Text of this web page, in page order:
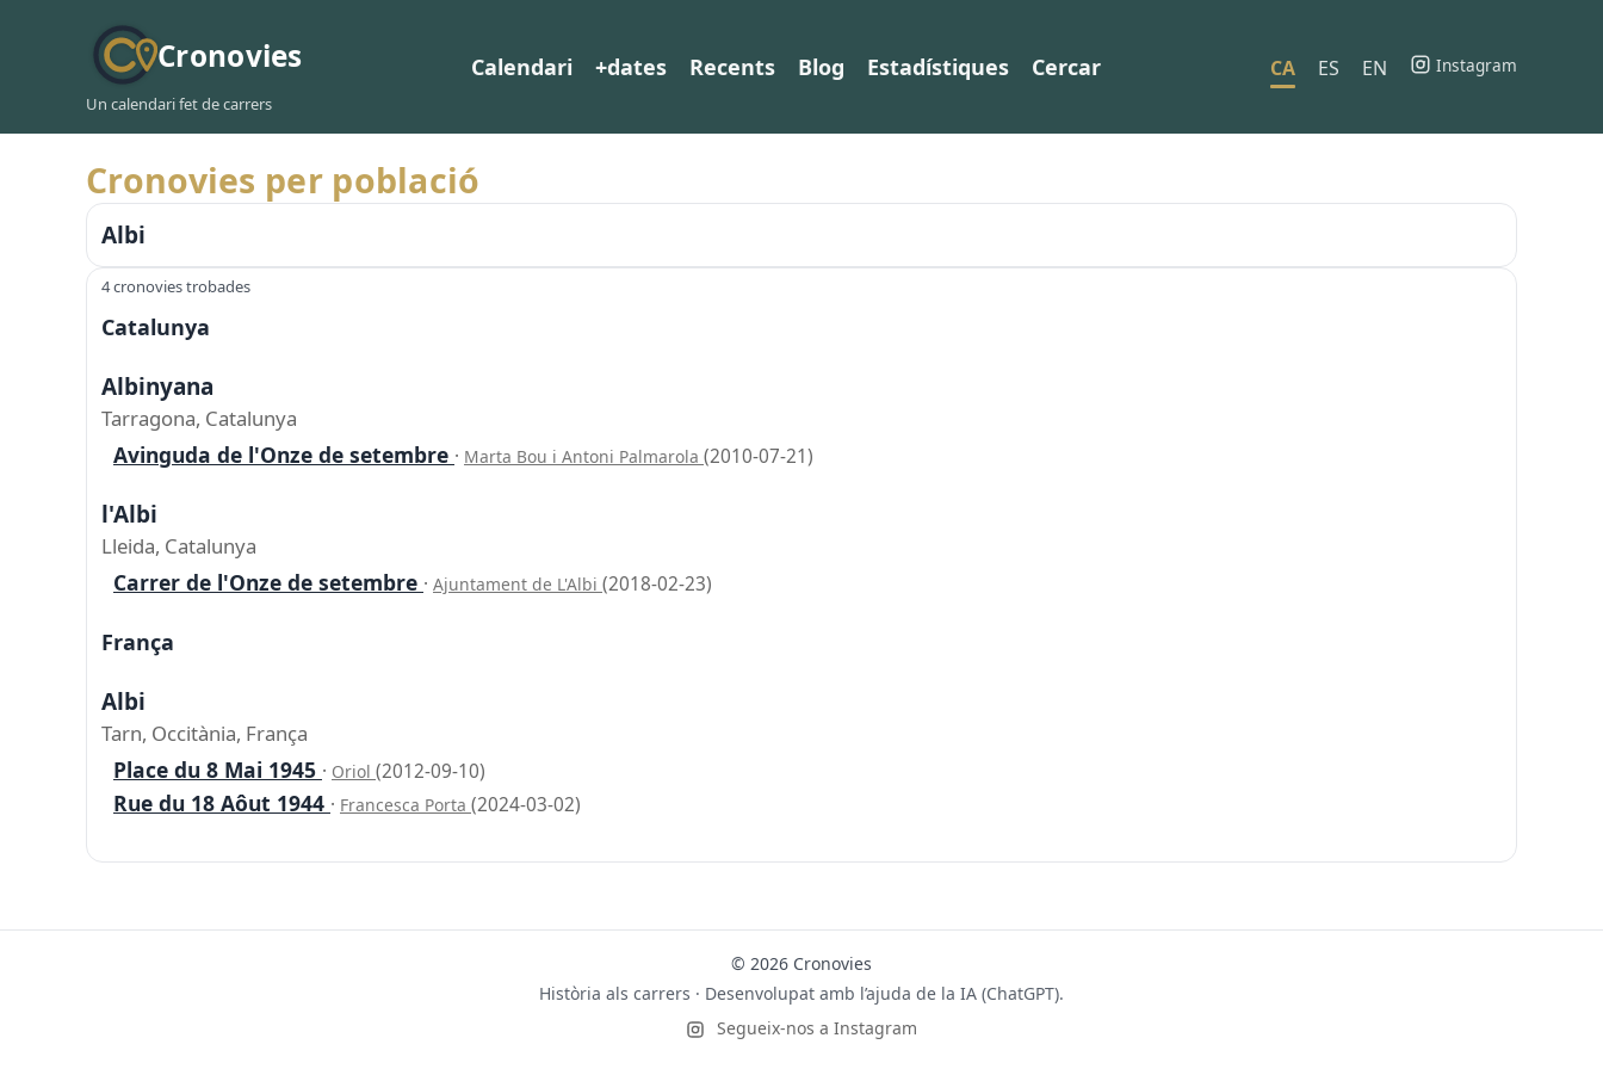
Cronovies
Un calendari fet de carrers
Calendari +dates Recents Blog Estadístiques Cercar CA ES EN Instagram
Cronovies per població
Albi
4 cronovies trobades
Catalunya
Albinyana
Tarragona, Catalunya
Avinguda de l'Onze de setembre · Marta Bou i Antoni Palmarola (2010-07-21)
l'Albi
Lleida, Catalunya
Carrer de l'Onze de setembre · Ajuntament de L'Albi (2018-02-23)
França
Albi
Tarn, Occitània, França
Place du 8 Mai 1945 · Oriol (2012-09-10)
Rue du 18 Aôut 1944 · Francesca Porta (2024-03-02)
© 2026 Cronovies
Història als carrers · Desenvolupat amb l’ajuda de la IA (ChatGPT).
Segueix-nos a Instagram